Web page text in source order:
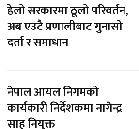
हेलो सरकारमा ठूलो परिवर्तन,
अब एउटै प्रणालीबाट गुनासो
दर्ता र समाधान
नेपाल आयल निगमको
कार्यकारी निर्देशकमा नागेन्द्र
साह नियुक्त